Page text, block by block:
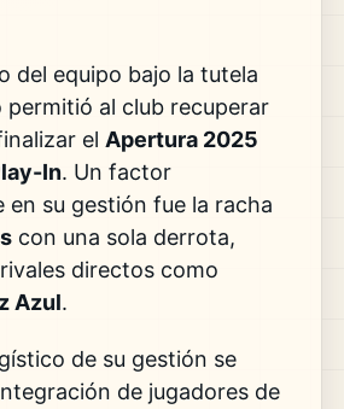
del equipo bajo la tutela
permitió al club recuperar
el Apertura 2025
In. Un factor
en su gestión fue la racha
con una sola derrota,
directos como
Azul.
de su gestión se
de jugadores de